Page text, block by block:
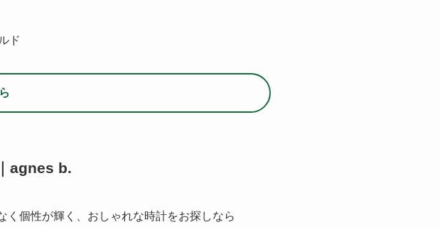
ド
agnes b.
く個性が輝く、おしゃれな時計をお探しなら